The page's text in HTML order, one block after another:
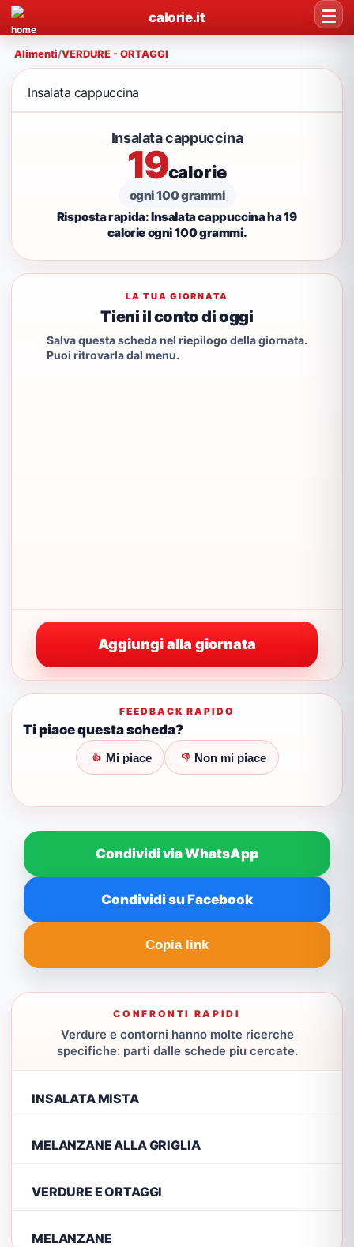
calorie.it
Alimenti/VERDURE - ORTAGGI
Insalata cappuccina
Insalata cappuccina
19calorie
ogni 100 grammi
Risposta rapida: Insalata cappuccina ha 19
calorie ogni 100 grammi.
LA TUA GIORNATA
Tieni il conto di oggi
Salva questa scheda nel riepilogo della giornata.
Puoi ritrovarla dal menu.
Aggiungi alla giornata
FEEDBACK RAPIDO
Ti piace questa scheda?
👍 Mi piace 👎 Non mi piace
Condividi via WhatsApp
Condividi su Facebook
Copia link
CONFRONTI RAPIDI
Verdure e contorni hanno molte ricerche
specifiche: parti dalle schede piu cercate.
INSALATA MISTA
MELANZANE ALLA GRIGLIA
VERDURE E ORTAGGI
MELANZANE